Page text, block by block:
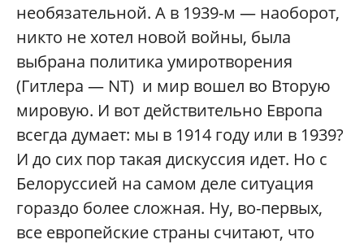
необязательной. А в 1939-м — наоборот,
никто не хотел новой войны, была
выбрана политика умиротворения
(Гитлера — NT) и мир вошел во Вторую
мировую. И вот действительно Европа
всегда думает: мы в 1914 году или в 1939?
И до сих пор такая дискуссия идет. Но с
Белоруссией на самом деле ситуация
гораздо более сложная. Ну, во-первых,
все европейские страны считают, что